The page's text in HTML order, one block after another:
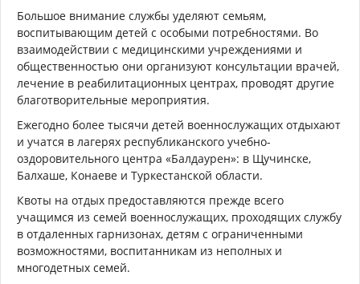
Большое внимание службы уделяют семьям,
воспитывающим детей с особыми потребностями. Во
взаимодействии с медицинскими учреждениями и
общественностью они организуют консультации врачей,
лечение в реабилитационных центрах, проводят другие
благотворительные мероприятия.
Ежегодно более тысячи детей военнослужащих отдыхают
и учатся в лагерях республиканского учебно-
оздоровительного центра «Балдаурен»: в Щучинске,
Балхаше, Конаеве и Туркестанской области.
Квоты на отдых предоставляются прежде всего
учащимся из семей военнослужащих, проходящих службу
в отдаленных гарнизонах, детям с ограниченными
возможностями, воспитанникам из неполных и
многодетных семей.